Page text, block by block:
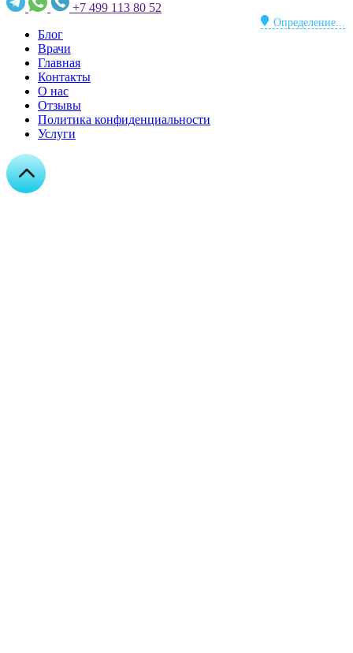
+7 499 113 80 52
Определение...
Блог
Врачи
Главная
Контакты
О нас
Отзывы
Политика конфиденциальности
Услуги